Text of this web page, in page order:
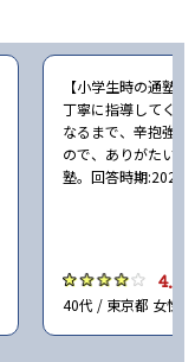
【小学生時の通塾
丁寧に指導してく
なるまで、辛抱強
ので、ありがたい
塾。回答時期:2023
4.0
40代 / 東京都 女性